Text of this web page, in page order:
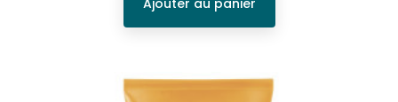
Ajouter au panier